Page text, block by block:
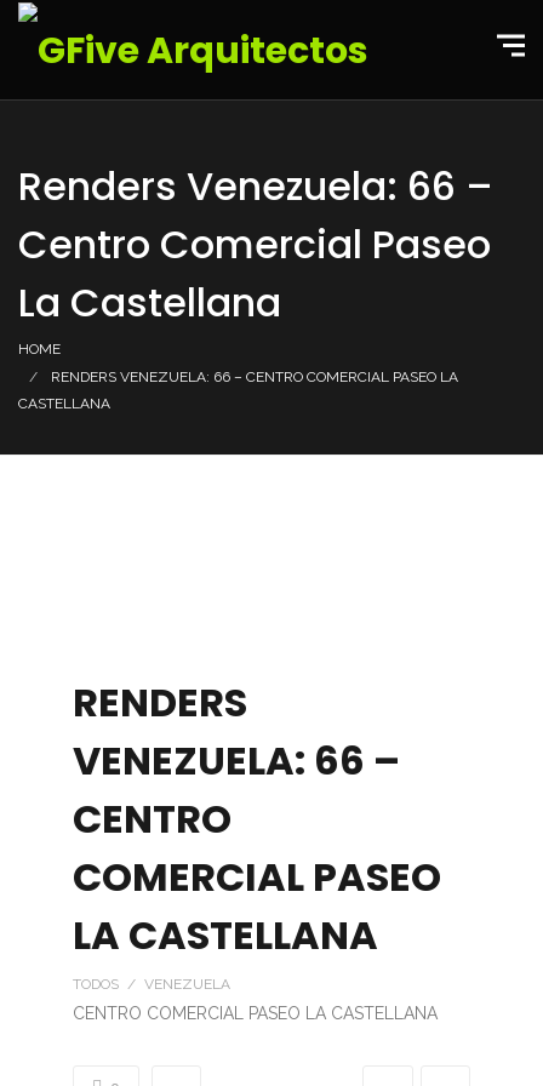
Renders Venezuela: 66 –
Centro Comercial Paseo
La Castellana
HOME
RENDERS VENEZUELA: 66 – CENTRO COMERCIAL PASEO LA
CASTELLANA
RENDERS
VENEZUELA: 66 –
CENTRO
COMERCIAL PASEO
LA CASTELLANA
TODOS / VENEZUELA
CENTRO COMERCIAL PASEO LA CASTELLANA